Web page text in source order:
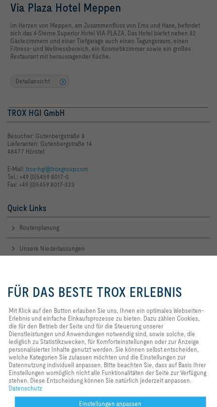
Via Plaza Hotel Meppen
Im Herzen von Meppen, am Zusammenfluss von Ems und Hase, befindet
sich das 4-Sterne Superior Hotel VIA PLAZA. Das Hotel bietet neben 82
Gästezimmern und einer Tiefgarage auch einen Tagungsraum, einen
Fitness- und Wellnessbereich, ein Kosmetikzimmer sowie ein großes
Restaurant mit herausragender Küche.
Detailansicht
TROX HGI GmbH
Besucher: Gutenbergstraße 8
Lieferanten: Gutenbergstraße 14
48477 Hörstel
E-Mail: trox-hgi@troxgroup.com
Tel.: +49 (0)5459 8017-0
Fax: +49 (0)5459 8017-333
Quick Links
Routenplanung
Unsere Niederlassungen
Kontakt
Ihre Kontakte
Service:service-hgi@troxgroup.com
Vertrieb: sales-hgi@troxgroup.com
Rechnung:invoices-hgi@troxgroup.com
Karriere:career-hgi@troxgroup.com
Home Kontakt Impressum Einkaufsbedingungen
Datenschutz
Disclaimer
Sie uns, Ihnen ein optimales
Webseiten-Erlebnis und einfache
zählen Cookies, die für den
Betrieb der Seite und für die
Steuerung unserer
Dienstleistungen und
Anwendungen notwendig sind,
sowie solche, die lediglich zu
Statistikzwecken, für
Komforteinstellungen oder zur
Anzeige personalisierter Inhalte
genutzt werden. Sie können selbst
Sie zulassen möchten und die
Einstellungen zur Datennutzung
FÜR DAS BESTE TROX ERLEBNIS
Mit Klick auf den Button erlauben Sie uns, Ihnen ein optimales Webseiten-
Erlebnis und einfache Einkaufsprozesse zu bieten. Dazu zählen Cookies,
die für den Betrieb der Seite und für die Steuerung unserer
Dienstleistungen und Anwendungen notwendig sind, sowie solche, die
lediglich zu Statistikzwecken, für Komforteinstellungen oder zur Anzeige
personalisierter Inhalte genutzt werden. Sie können selbst entscheiden,
welche Kategorien Sie zulassen möchten und die Einstellungen zur
Datennutzung individuell anpassen. Bitte beachten Sie, dass auf Basis Ihrer
Einstellungen womöglich nicht alle Funktionalitäten der Seite zur Verfügung
stehen. Diese Entscheidung können Sie natürlich jederzeit anpassen.
Datenschutz
Einstellungen anpassen